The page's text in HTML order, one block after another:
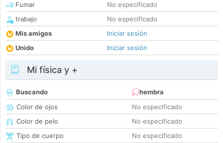
Fumar
No especificado
trabajo
No especificado
Mis amigos
Iniciar sesión
Unido
Iniciar sesión
Mi física y +
Buscando
hembra
Color de ojos
No especificado
Color de pelo
No especificado
Tipo de cuerpo
No especificado